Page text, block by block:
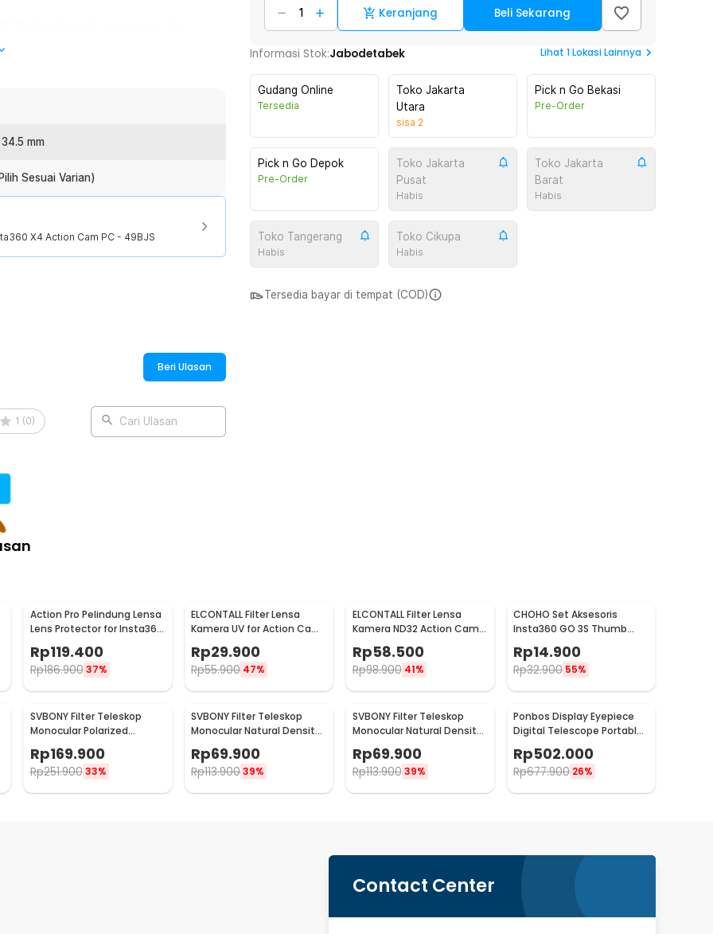
ekstra kuat dengan kejernihan
gaya penggunaan Anda!
lensa kamera Insta360 X4 dari
sempurna dengan lensa Insta360
kualitas gambar, memberikan
yang cepat dan mudah,
Anda saat berada di lapangan.
X4 Action Cam - 49BJS
mm
Sesuai Varian)
X4 Action Cam PC - 49BJS
Beri Ulasan
1 (0) Cari Ulasan
Keranjang Beli Sekarang
Informasi Stok:Jabodetabek Lihat 1Lokasi Lainnya
Gudang Online
Tersedia
Toko Jakarta
Utara
sisa 2
Pick n Go Bekasi
Pre-Order
Pick n Go Depok
Pre-Order
Toko Jakarta
Pusat
Habis
Toko Jakarta
Barat
Habis
Toko Tangerang
Habis
Toko Cikupa
Habis
Tersedia bayar di tempat (COD)
Action Pro Pelindung Lensa
Lens Protector for Insta360
Glass - 49BJS
Rp119.400
Rp186.900 37%
ELCONTALL Filter Lensa
Kamera UV for Action Cam
Rp29.900
Rp55.900 47%
ELCONTALL Filter Lensa
Kamera ND32 Action Cam
Insta360 Go 2/3 - 7451
Rp58.500
Rp98.900 41%
CHOHO Set Aksesoris
Insta360 GO 3S Thumb
- CH4
Rp14.900
Rp32.900 55%
SVBONY Filter Teleskop
Monocular Polarized
Eyepiece 2 Inch - SV128
Rp169.900
Rp251.900 33%
SVBONY Filter Teleskop
Monocular Natural Density
Eyepiece 1.25 Inch ND8 -
SV139
Rp69.900
Rp113.90039%
SVBONY Filter Teleskop
Monocular Natural Density
Eyepiece 1.25 Inch ND4 -
SV139
Rp69.900
Rp113.900 39%
Ponbos Display Eyepiece
Digital Telescope Portable
Rp502.000
Rp677.900 26%
Contact Center